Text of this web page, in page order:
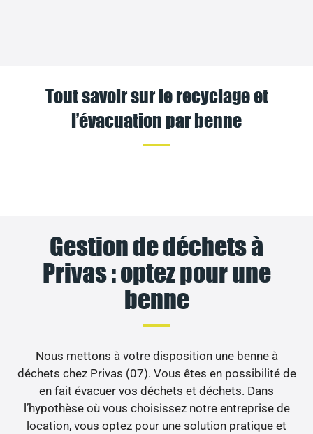
Tout savoir sur le recyclage et
l’évacuation par benne
Gestion de déchets à
Privas : optez pour une
benne
Nous mettons à votre disposition une benne à
déchets chez Privas (07). Vous êtes en possibilité de
en fait évacuer vos déchets et déchets. Dans
l’hypothèse où vous choisissez notre entreprise de
location, vous optez pour une solution pratique et